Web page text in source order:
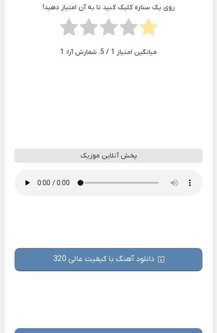
روی یک ستاره کلیک کنید تا به آن امتیاز دهید!
میانگین امتیاز 1 / 5. شمارش آرا: 1
پخش آنلاین موزیک
دانلود آهنگ با کیفیت عالی 320